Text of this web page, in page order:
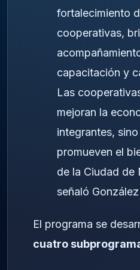
fortalecimiento
cooperativas,
capacitación y
Las
mejoran la
integrantes,
promueven el
de la Ciudad de
señaló
El programa se
cuatro